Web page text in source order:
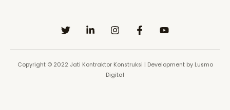
Copyright © 2022 Jati Kontraktor Konstruksi | Development by Lusmo
Digital